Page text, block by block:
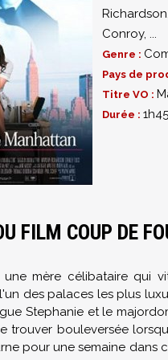
Richardson
Conroy, ...
Genre :
Pays de
Titre VO :
Durée : 1h45
FILM COUP DE
une mère célibataire qui
des palaces les plus
Stephanie et le
trouver bouleversée
pour une semaine dans